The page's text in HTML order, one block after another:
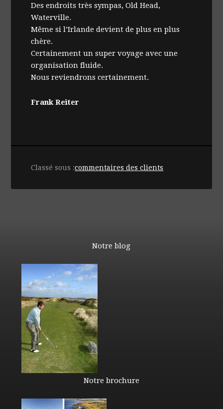
Des endroits très sympas, Old Head,
Waterville.
Même si l’Irlande devient de plus en plus
chère.
Certainement un super voyage avec une
organisation fluide.
Nous reviendrons certainement.
Frank Reiter
Classé sous :commentaires des clients
Notre blog
Notre brochure